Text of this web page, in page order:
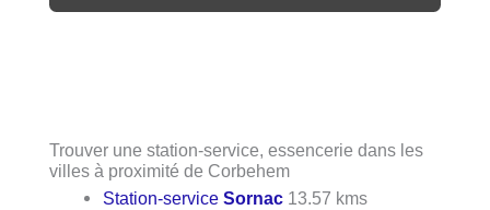
Trouver une station-service, essencerie dans les
villes à proximité de Corbehem
Station-serviceSornac 13.57 kms